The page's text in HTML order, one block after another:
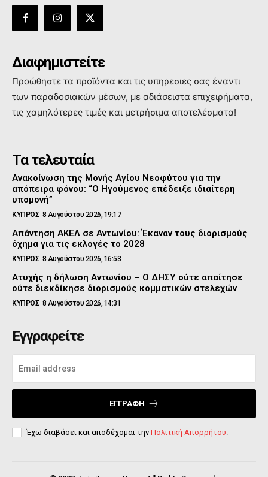
Διαφημιστείτε
Προώθηστε τα προϊόντα και τις υπηρεσιες σας έναντι
των παραδοσιακών μέσων, με αδιάσειστα επιχειρήματα,
τις χαμηλότερες τιμές και μετρήσιμα αποτελέσματα!
Τα τελευταία
Ανακοίνωση της Μονής Αγίου Νεοφύτου για την
απόπειρα φόνου: “Ο Ηγούμενος επέδειξε ιδιαίτερη
υπομονή”
ΚΥΠΡΟΣ 8 Αυγούστου 2026, 19:17
Απάντηση ΑΚΕΛ σε Αντωνίου: Έκαναν τους διορισμούς
όχημα για τις εκλογές το 2028
ΚΥΠΡΟΣ 8 Αυγούστου 2026, 16:53
Ατυχής η δήλωση Αντωνίου – Ο ΔΗΣΥ ούτε απαίτησε
ούτε διεκδίκησε διορισμούς κομματικών στελεχών
ΚΥΠΡΟΣ 8 Αυγούστου 2026, 14:31
Εγγραφείτε
ΕΓΓΡΑΦΉ
Έχω διαβάσει και αποδέχομαι την Πολιτική Απορρήτου.